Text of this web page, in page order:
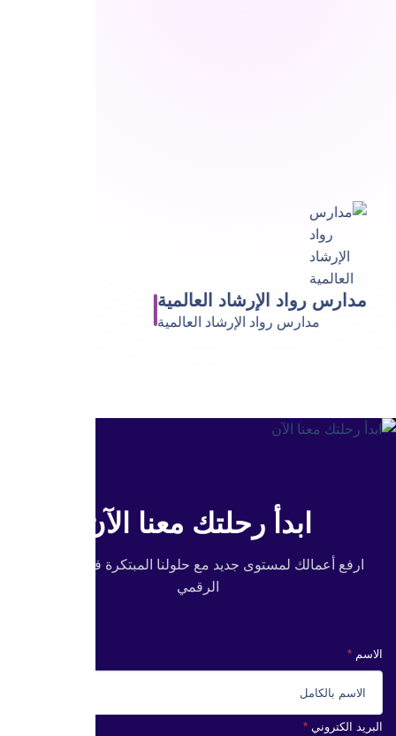
مدارس رواد الإرشاد العالمية
مدارس رواد الإرشاد العالمية
ابدأ رحلتك معنا الآن
ارفع أعمالك لمستوى جديد مع حلولنا المبتكرة في التسويق
الرقمي
الاسم
البريد الكتروني